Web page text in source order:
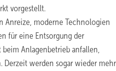
vorgestellt.
Anreize, moderne Technologien
für eine Entsorgung der
Anlagenbetrieb anfallen,
werden sogar wieder mehr